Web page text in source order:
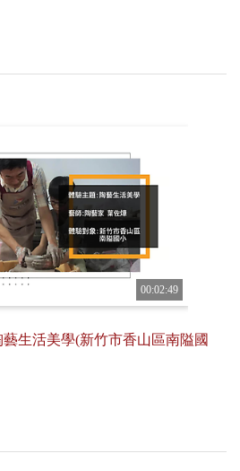
00:02:49
生活美學(新竹市香山區南隘國